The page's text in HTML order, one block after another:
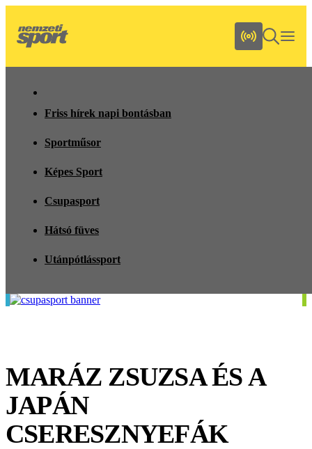
Friss hírek napi bontásban
Sportműsor
Képes Sport
Csupasport
Hátsó füves
Utánpótlássport
MARÁZ ZSUZSA ÉS A
JAPÁN
CSERESZNYEFÁK